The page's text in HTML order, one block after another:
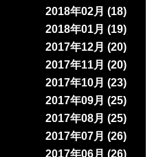
2018年02月 (18)
2018年01月 (19)
2017年12月 (20)
2017年11月 (20)
2017年10月 (23)
2017年09月 (25)
2017年08月 (25)
2017年07月 (26)
2017年06月 (26)